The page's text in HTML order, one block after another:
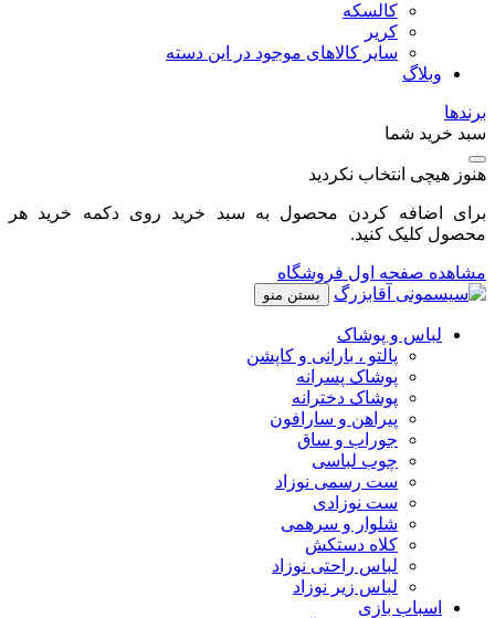
کالسکه
کریر
سایر کالاهای موجود در این دسته
وبلاگ
برندها
سبد خرید شما
هنوز هیچی انتخاب نکردید
برای اضافه کردن محصول به سبد خرید روی دکمه خرید هر
محصول کلیک کنید.
مشاهده صفحه اول فروشگاه
بستن منو
لباس و پوشاک
پالتو ، بارانی و کاپشن
پوشاک پسرانه
پوشاک دخترانه
پیراهن و سارافون
جوراب و ساق
چوب لباسی
ست رسمی نوزاد
ست نوزادی
شلوار و سرهمی
کلاه دستکش
لباس راحتی نوزاد
لباس زیر نوزاد
اسباب بازی